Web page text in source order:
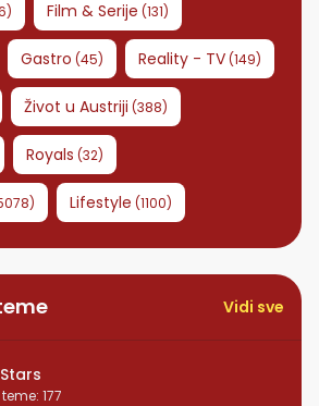
) Film & Serije (131)
Gastro (45) Reality - TV(149)
Život u Austriji (388)
Royals (32)
) Lifestyle (1100)
Vidi sve
teme: 177